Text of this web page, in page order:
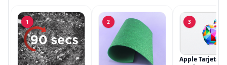
1 2 3
Apple Tarjeta